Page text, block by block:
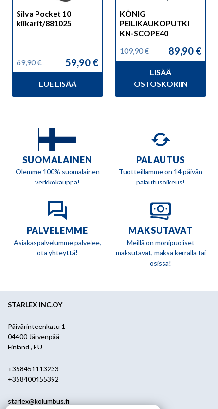
Silva Pocket 10
kiikarit/881025
69,90€
Alkuperäinen
69,90 €.
59,90 €
Nykyinen
59,90 €.
LUE LISÄÄ
KÖNIG
PEILIKAUKOPUTKI
KN-SCOPE40
109,90€
Alkuperäinen
109,90 €.
89,90 €
Nykyinen
89,90 €.
LISÄÄ
OSTOSKORIIN
SUOMALAINEN
Olemme 100% suomalainen
verkkokauppa!
PALAUTUS
Tuotteillamme on 14 päivän
palautusoikeus!
PALVELEMME
Asiakaspalvelumme palvelee,
ota yhteyttä!
MAKSUTAVAT
Meillä on monipuoliset
maksutavat, maksa kerralla tai
osissa!
STARLEX INC.OY
Päivärinteenkatu 1
04400 Järvenpää
Finland , EU
+358451113233
+358400455392
starlex@kolumbus.fi